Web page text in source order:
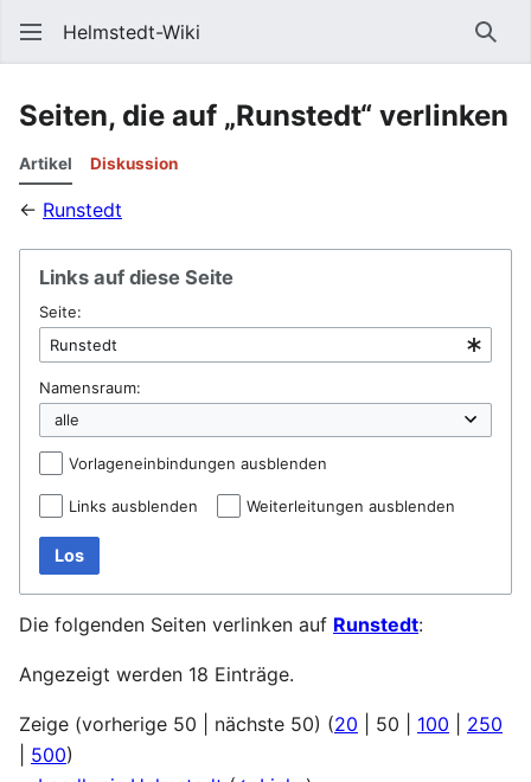
Helmstedt-Wiki
Seiten, die auf „Runstedt“ verlinken
Artikel Diskussion
← Runstedt
Links auf diese Seite
Seite:
Namensraum:
Vorlageneinbindungen ausblenden
Links ausblenden Weiterleitungen ausblenden
Los
Die folgenden Seiten verlinken auf Runstedt:
Angezeigt werden 18 Einträge.
Zeige (vorherige 50 nächste 50) (20 50 100
250
500)